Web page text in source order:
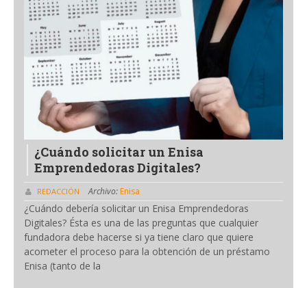
¿Cuándo solicitar un Enisa
Emprendedoras Digitales?
REDACCIÓN Archivo: Enisa
¿Cuándo debería solicitar un Enisa Emprendedoras
Digitales? Ésta es una de las preguntas que cualquier
fundadora debe hacerse si ya tiene claro que quiere
acometer el proceso para la obtención de un préstamo
Enisa (tanto de la